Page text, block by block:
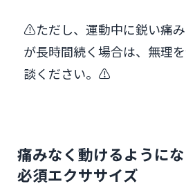
⚠️ただし、運動中に鋭い痛
が長時間続く場合は、無理
談ください。⚠️
痛みなく動けるように
必須エクササイズ